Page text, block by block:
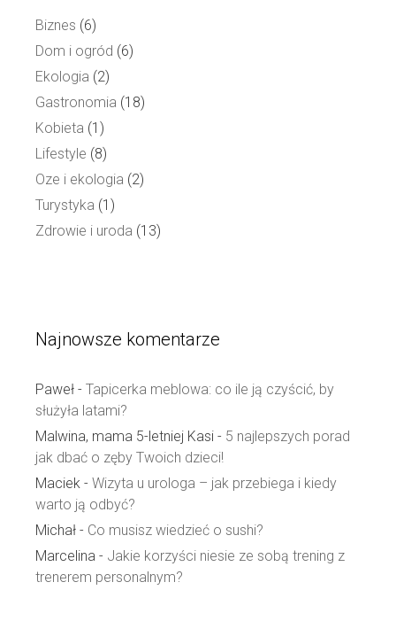
Biznes (6)
Dom i ogród (6)
Ekologia (2)
Gastronomia (18)
Kobieta (1)
Lifestyle (8)
Oze i ekologia (2)
Turystyka (1)
Zdrowie i uroda (13)
Najnowsze komentarze
Paweł - Tapicerka meblowa: co ile ją czyścić, by
służyła latami?
Malwina, mama 5-letniej Kasi - 5 najlepszych porad
jak dbać o zęby Twoich dzieci!
Maciek - Wizyta u urologa – jak przebiega i kiedy
warto ją odbyć?
Michał - Co musisz wiedzieć o sushi?
Marcelina - Jakie korzyści niesie ze sobą trening z
trenerem personalnym?